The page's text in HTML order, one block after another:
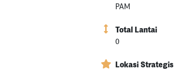
PAM
Total Lantai
0
Lokasi Strategis